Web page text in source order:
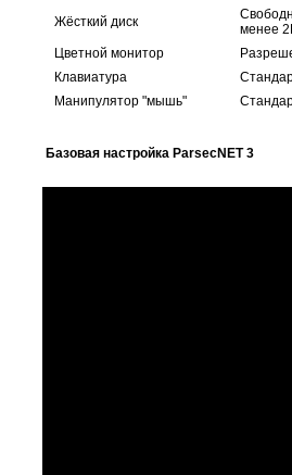
Жёсткий диск
менее
Цветной монитор
Клавиатура
Манипулятор "мышь"
Базовая настройка ParsecNET 3